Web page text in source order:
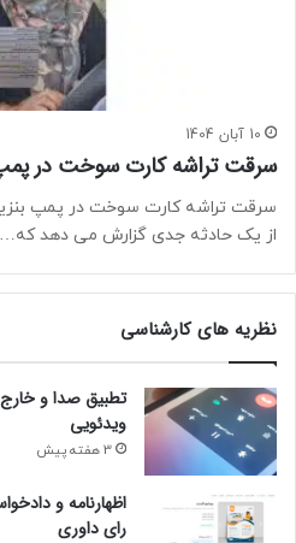
10 آبان 1404
سرقت تراشه کارت سوخت در
سرقت تراشه کارت سوخت در پمپ
از یک حادثه جدی گزارش می دهد که…
نظریه های کارشناسی
تطبیق صدا و
ویدئویی
3 هفته پیش
اظهارنامه و
رای داوری